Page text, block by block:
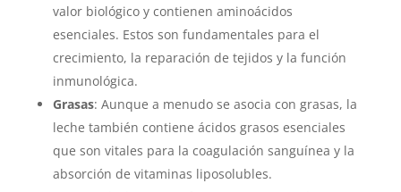
valor biológico y contienen aminoácidos
esenciales. Estos son fundamentales para el
crecimiento, la reparación de tejidos y la función
inmunológica.
Grasas: Aunque a menudo se asocia con grasas, la
leche también contiene ácidos grasos esenciales
que son vitales para la coagulación sanguínea y la
absorción de vitaminas liposolubles.